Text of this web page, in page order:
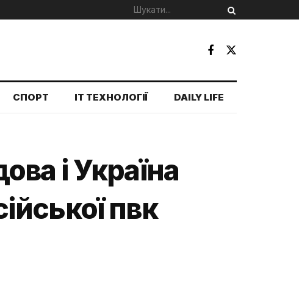
СПОРТ IT ТЕХНОЛОГІЇ DAILY LIFE
і Україна
пвк